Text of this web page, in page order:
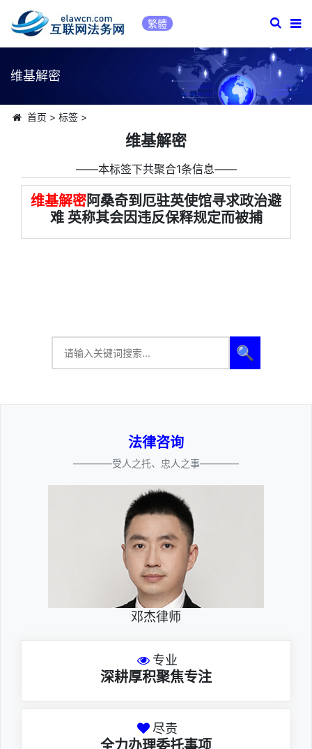
繁體
维基解密
首页 > 标签>
维基解密
――本标签下共聚合1条信息――
维基解密阿桑奇到厄驻英使馆寻求政治避
难 英称其会因违反保释规定而被捕
🔍
法律咨询
————受人之托、忠人之事————
邓杰律师
专业
深耕厚积聚焦专注
尽责
全力办理委托事项